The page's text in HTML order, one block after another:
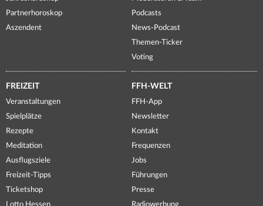
Partnerhoroskop
Aszendent
Podcasts
News-Podcast
Themen-Ticker
Voting
FREIZEIT
Veranstaltungen
Spielplätze
Rezepte
Meditation
Ausflugsziele
Freizeit-Tipps
Ticketshop
Lotto Hessen
FFH-WELT
FFH-App
Newsletter
Kontakt
Frequenzen
Jobs
Führungen
Presse
Radiowerbung